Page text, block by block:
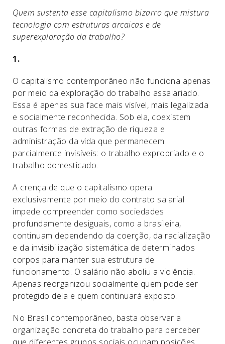
Quem sustenta esse capitalismo bizarro que mistura
tecnologia com estruturas arcaicas e de
superexploração da trabalho?
1.
O capitalismo contemporâneo não funciona apenas
por meio da exploração do trabalho assalariado.
Essa é apenas sua face mais visível, mais legalizada
e socialmente reconhecida. Sob ela, coexistem
outras formas de extração de riqueza e
administração da vida que permanecem
parcialmente invisíveis: o trabalho expropriado e o
trabalho domesticado.
A crença de que o capitalismo opera
exclusivamente por meio do contrato salarial
impede compreender como sociedades
profundamente desiguais, como a brasileira,
continuam dependendo da coerção, da racialização
e da invisibilização sistemática de determinados
corpos para manter sua estrutura de
funcionamento. O salário não aboliu a violência.
Apenas reorganizou socialmente quem pode ser
protegido dela e quem continuará exposto.
No Brasil contemporâneo, basta observar a
organização concreta do trabalho para perceber